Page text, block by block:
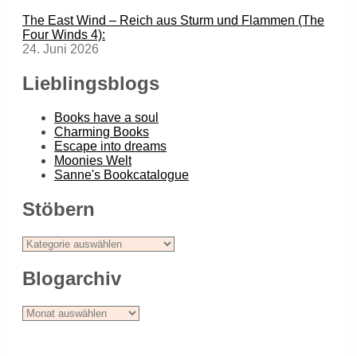
The East Wind – Reich aus Sturm und Flammen (The
Four Winds 4):
24. Juni 2026
Lieblingsblogs
Books have a soul
Charming Books
Escape into dreams
Moonies Welt
Sanne's Bookcatalogue
Stöbern
Stöbern
Blogarchiv
Blogarchiv